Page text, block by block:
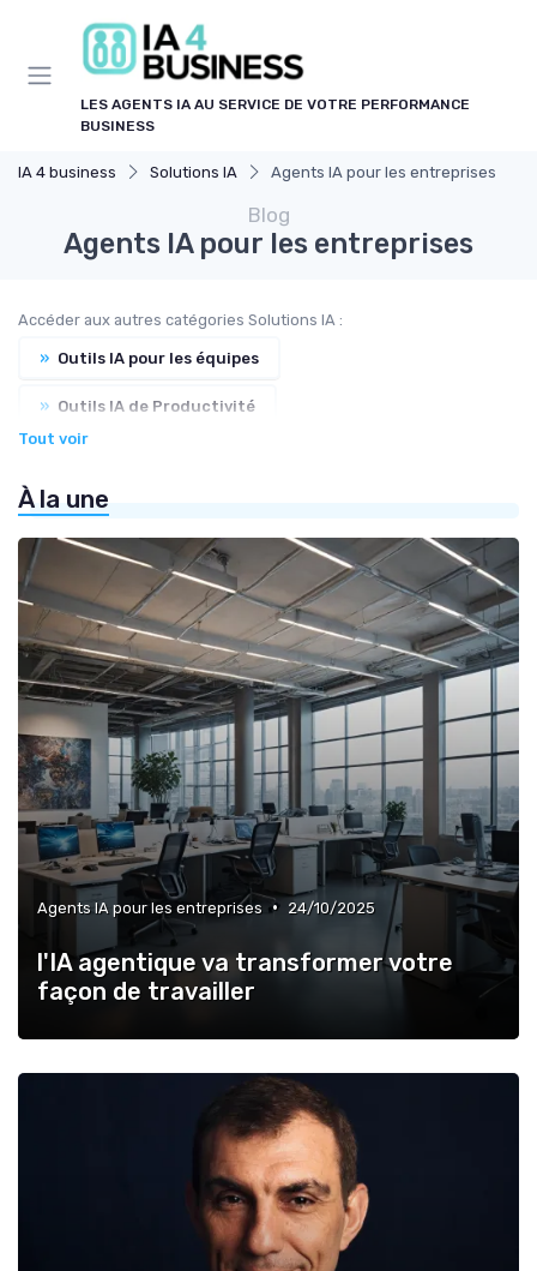
LES AGENTS IA AU SERVICE DE VOTRE PERFORMANCE
BUSINESS
IA 4 business Solutions IA Agents IA pour les entreprises
Blog
Agents IA pour les entreprises
Accéder aux autres catégories Solutions IA :
» Outils IA pour les équipes
» Outils IA de Productivité
» Collaborations IA humains
Contrôle de qualité via l’IA
Outils IA pour les PME
Tout voir
À la une
Agents IA pour les entreprises • 24/10/2025
l'IA agentique va transformer votre
façon de travailler